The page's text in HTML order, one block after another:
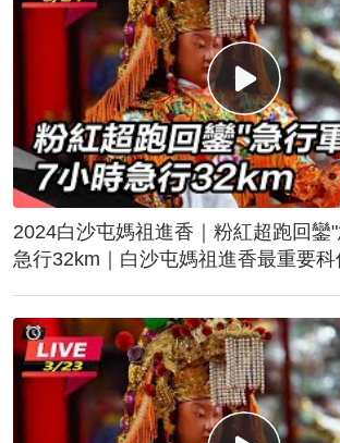
2024白沙屯媽祖進香｜粉紅超跑回鑾
急行32km｜白沙屯媽祖進香最重要